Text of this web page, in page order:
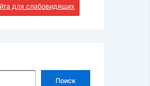
для слабовидящих
Поиск